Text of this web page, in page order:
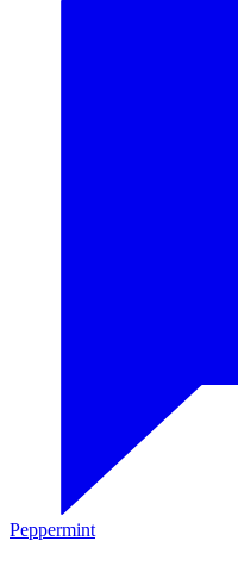
Peppermint